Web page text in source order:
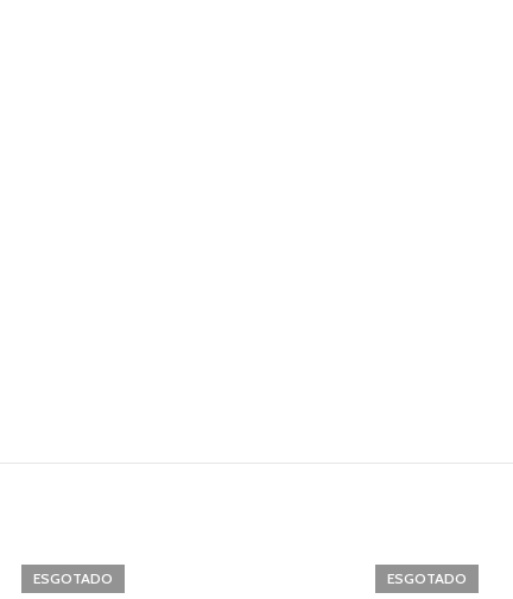
ESGOTADO ESGOTADO